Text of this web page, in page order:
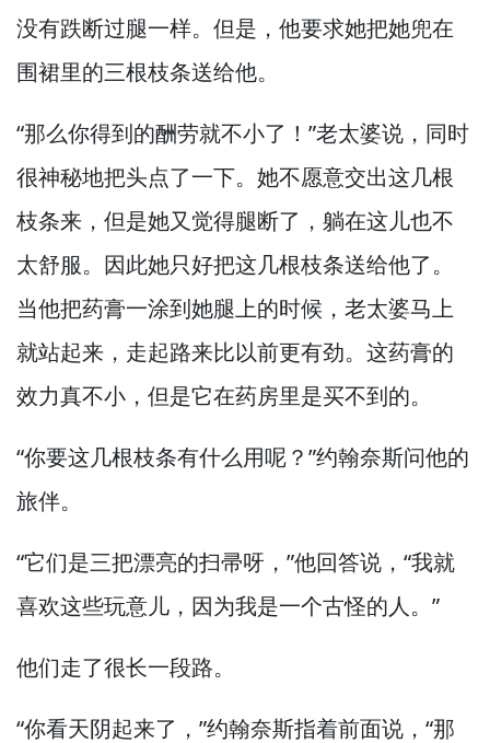
没有跌断过腿一样。 但是， 他要求她把她兜在
围裙里的三根枝条送给他。
“那么你得到的酬劳就不小了！”老太婆说， 同时
很神秘地把头点了一下。 她不愿意交出这几根
枝条来， 但是她又觉得腿断了， 躺在这儿也不
太舒服。 因此她只好把这几根枝条送给他了。
当他把药膏一涂到她腿上的时候， 老太婆马上
就站起来， 走起路来比以前更有劲。 这药膏的
效力真不小， 但是它在药房里是买不到的。
“你要这几根枝条有什么用呢？”约翰奈斯问他的
旅伴。
“它们是三把漂亮的扫帚呀，”他回答说， “我就
喜欢这些玩意儿， 因为我是一个古怪的人。”
他们走了很长一段路。
“你看天阴起来了，”约翰奈斯指着前面说， “那